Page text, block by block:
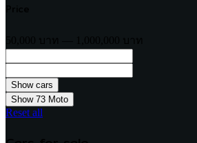
Show 73 Moto
Reset all